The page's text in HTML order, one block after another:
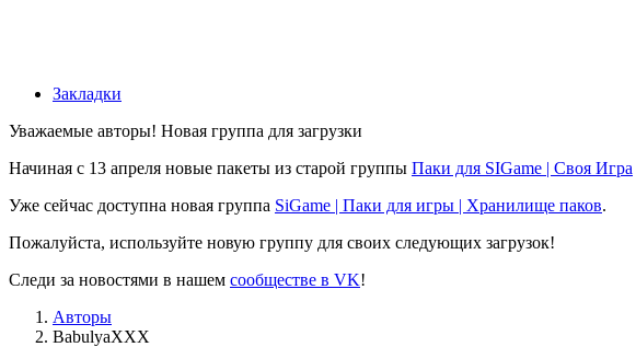
Закладки
Уважаемые авторы! Новая группа для загрузки
Начиная с 13 апреля новые пакеты из старой группы Паки для SIGame | Своя Игра
Уже сейчас доступна новая группа SiGame | Паки для игры | Хранилище паков.
Пожалуйста, используйте новую группу для своих следующих загрузок!
Следи за новостями в нашем сообществе в VK!
Авторы
BabulyaXXX